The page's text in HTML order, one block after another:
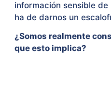
información sensible
ha de darnos un
¿Somos realmente
que esto implica?